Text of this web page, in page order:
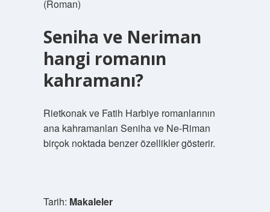
(Roman)
Seniha ve Neriman
hangi romanın
kahramanı?
Rietkonak ve Fatih Harbiye romanlarının
ana kahramanları Seniha ve Ne-Riman
birçok noktada benzer özellikler gösterir.
Tarih: Makaleler